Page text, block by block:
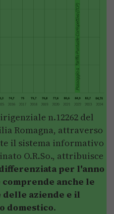
n.12262 del
Romagna, attraverso
il sistema informativo
O.R.So., attribuisce
per l'anno
comprende anche le
delle aziende e il
domestico.